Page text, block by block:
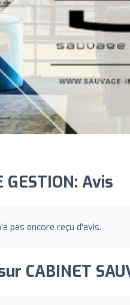
GESTION: Avis
pas encore reçu d'avis.
CABINET